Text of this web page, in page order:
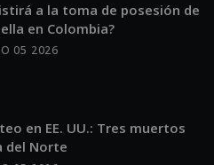
a la toma de posesión de
en Colombia?
05 2026
en EE. UU.: Tres muertos
del Norte